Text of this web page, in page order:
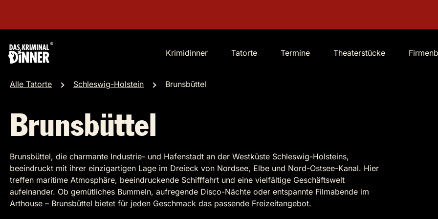
Krimidinner Tatorte Termine Theaterstücke
Alle Tatorte Schleswig-Holstein Brunsbüttel
Brunsbüttel
Brunsbüttel, die charmante Industrie- und Hafenstadt an der Westküste Schleswig-Holsteins,
beeindruckt mit ihrer einzigartigen Lage im Dreieck von Nordsee, Elbe und Nord-Ostsee-Kanal. Hier
treffen maritime Atmosphäre, beeindruckende Schifffahrt und eine vielfältige Geschäftswelt
aufeinander. Ob gemütliches Bummeln, aufregende Disco-Nächte oder entspannte Filmabende im
Arthouse – Brunsbüttel bietet für jeden Geschmack das passende Freizeitangebot.